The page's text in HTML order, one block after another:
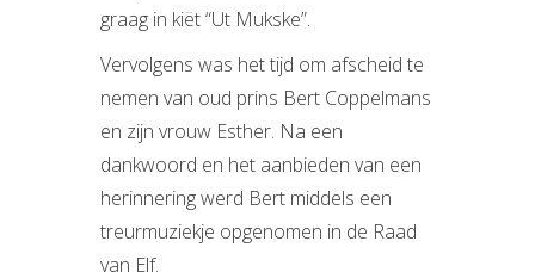
graag in kiët “Ut Mukske”.
Vervolgens was het tijd om afscheid te
nemen van oud prins Bert Coppelmans
en zijn vrouw Esther. Na een
dankwoord en het aanbieden van een
herinnering werd Bert middels een
treurmuziekje opgenomen in de Raad
van Elf.